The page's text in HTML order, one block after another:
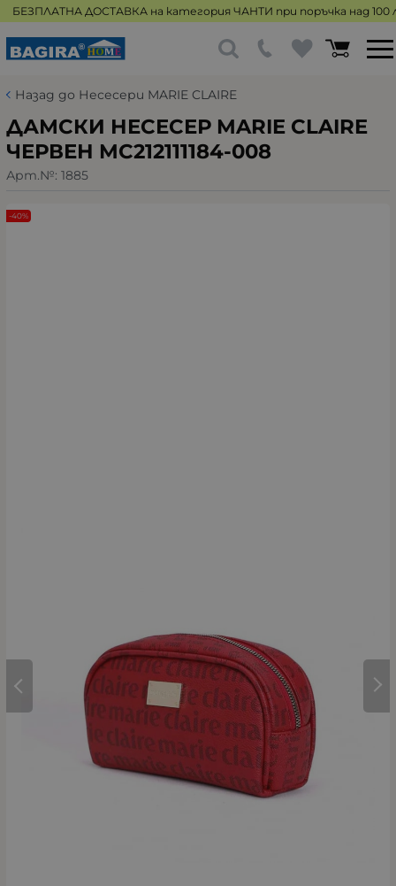
БЕЗПЛАТНА ДОСТАВКА на категория ЧАНТИ при поръчка над 100
Назад до Несесери MARIE CLAIRE
ДАМСКИ НЕСЕСЕР MARIE CLAIRE
ЧЕРВЕН MC212111184-008
Арт.№: 1885
-40%